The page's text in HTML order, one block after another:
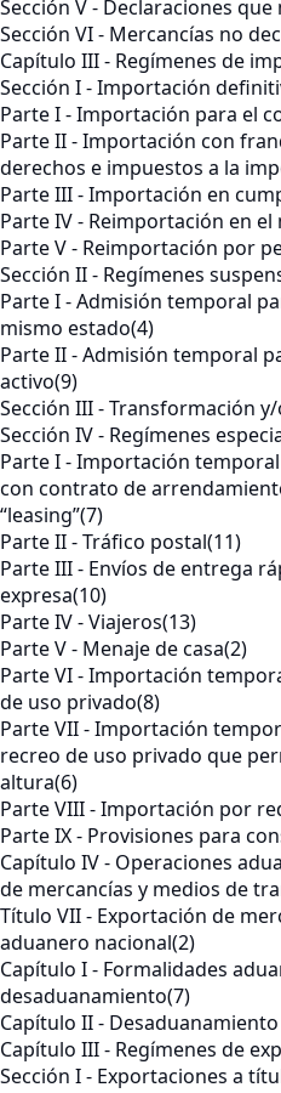
Sección V - Declaraciones
Sección VI - Mercancías no
Capítulo III - Regímenes de
Sección I - Importación
Parte I - Importación para el
Parte II - Importación con
derechos e impuestos a la
Parte III - Importación en
Parte IV - Reimportación en
Parte V - Reimportación por
Sección II - Regímenes
Parte I - Admisión temporal
mismo estado(4)
Parte II - Admisión temporal
activo(9)
Sección III - Transformación
Sección IV - Regímenes
Parte I - Importación
con contrato de
“leasing”(7)
Parte II - Tráfico postal(11)
Parte III - Envíos de entrega
expresa(10)
Parte IV - Viajeros(13)
Parte V - Menaje de casa(2)
Parte VI - Importación
de uso privado(8)
Parte VII - Importación
recreo de uso privado que
altura(6)
Parte VIII - Importación por
Parte IX - Provisiones para
Capítulo IV - Operaciones
de mercancías y medios de
Título VII - Exportación de
aduanero nacional(2)
Capítulo I - Formalidades
desaduanamiento(7)
Capítulo II -
Capítulo III - Regímenes de
Sección I - Exportaciones a